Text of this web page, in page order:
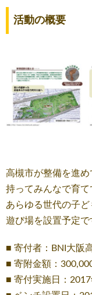
活動の概要
高槻市が整備を進
持ってみんなで育て
あらゆる世代の子
遊び場を設置予定で
■ 寄付者：BNI大阪
■ 寄附金額：
■ 寄付実施日：2017